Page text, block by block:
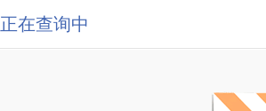
正在查询中